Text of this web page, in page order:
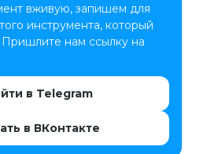
вживую, запишем для
инструмента, который
Пришлите нам ссылку на
в Telegram
в ВКонтакте